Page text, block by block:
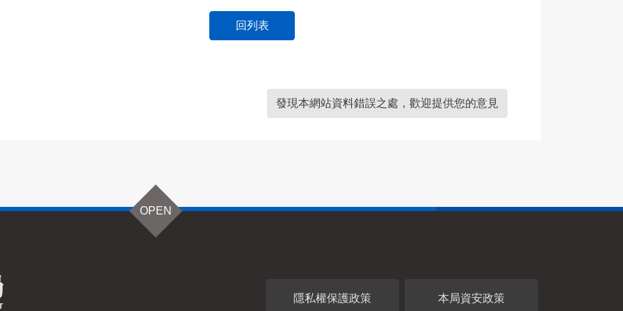
回列表
發現本網站資料錯誤之處，歡迎提供您的意見
OPEN
隱私權保護政策 本局資安政策